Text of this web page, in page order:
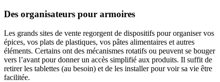
Des organisateurs pour armoires
Les grands sites de vente regorgent de dispositifs pour organiser vos
épices, vos plats de plastiques, vos pâtes alimentaires et autres
éléments. Certains ont des mécanismes rotatifs ou peuvent se bouger
vers l’avant pour donner un accès simplifié aux produits. Il suffit de
retirer les tablettes (au besoin) et de les installer pour voir sa vie être
facilitée.